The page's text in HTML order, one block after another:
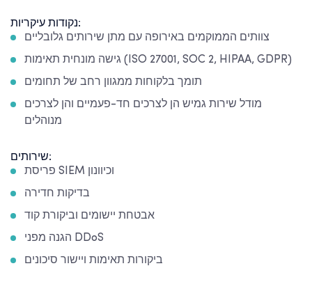
נקודות עיקריות:
צוותים הממוקמים באירופה עם מתן שירותים גלובליים
גישה מונחית תאימות (ISO 27001, SOC 2, HIPAA, GDPR)
תומך בלקוחות ממגוון רחב של תחומים
מודל שירות גמיש הן לצרכים חד-פעמיים והן לצרכים
מנוהלים
שירותים:
פריסת SIEM וכיוונון
בדיקות חדירה
אבטחת יישומים וביקורת קוד
הגנה מפני DDoS
ביקורות תאימות ויישור סיכונים